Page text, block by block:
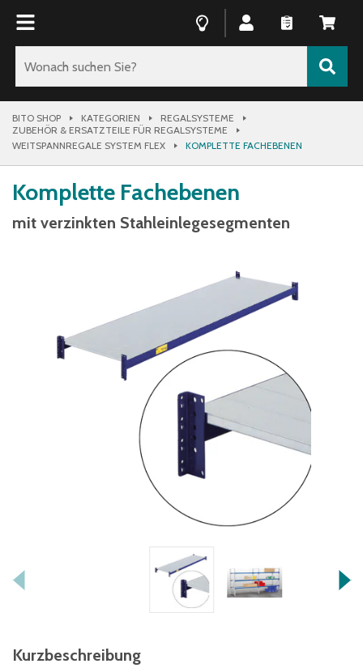
BITO SHOP KATEGORIEN
REGALSYSTEME
ZUBEHÖR & ERSATZTEILE FÜR REGALSYSTEME
WEITSPANNREGALE SYSTEM FLEX
KOMPLETTE FACHEBENEN
Komplette Fachebenen
mit verzinkten Stahleinlegesegmenten
Kurzbeschreibung